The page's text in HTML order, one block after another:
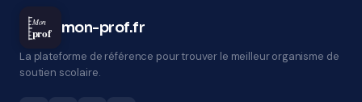
Mon
prof mon-prof.fr
La plateforme de référence pour trouver le meilleur organisme de
soutien scolaire.